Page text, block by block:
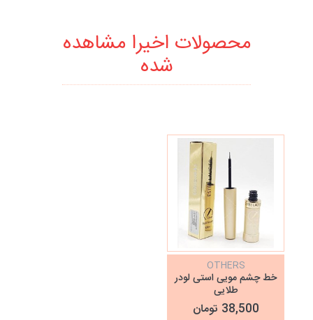
محصولات اخیرا مشاهده
شده
OTHERS
خط چشم مویی استی لودر
طلایی
38,500 تومان